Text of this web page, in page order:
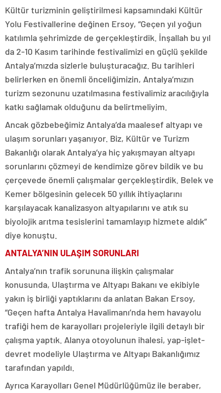
Kültür turizminin geliştirilmesi kapsamındaki Kültür
Yolu Festivallerine değinen Ersoy, “Geçen yıl yoğun
katılımla şehrimizde de gerçekleştirdik. İnşallah bu yıl
da 2-10 Kasım tarihinde festivalimizi en güçlü şekilde
Antalya’mızda sizlerle buluşturacağız. Bu tarihleri
belirlerken en önemli önceliğimizin, Antalya’mızın
turizm sezonunu uzatılmasına festivalimiz aracılığıyla
katkı sağlamak olduğunu da belirtmeliyim.
Ancak gözbebeğimiz Antalya’da maalesef altyapı ve
ulaşım sorunları yaşanıyor. Biz, Kültür ve Turizm
Bakanlığı olarak Antalya’ya hiç yakışmayan altyapı
sorunlarını çözmeyi de kendimize görev bildik ve bu
çerçevede önemli çalışmalar gerçekleştirdik. Belek ve
Kemer bölgesinin gelecek 50 yıllık ihtiyaçlarını
karşılayacak kanalizasyon altyapılarını ve atık su
biyolojik arıtma tesislerini tamamlayıp hizmete aldık”
diye konuştu.
ANTALYA’NIN ULAŞIM SORUNLARI
Antalya’nın trafik sorununa ilişkin çalışmalar
konusunda, Ulaştırma ve Altyapı Bakanı ve ekibiyle
yakın iş birliği yaptıklarını da anlatan Bakan Ersoy,
“Geçen hafta Antalya Havalimanı’nda hem havayolu
trafiği hem de karayolları projeleriyle ilgili detaylı bir
çalışma yaptık. Alanya otoyolunun ihalesi, yap-işlet-
devret modeliyle Ulaştırma ve Altyapı Bakanlığımız
tarafından yapıldı.
Ayrıca Karayolları Genel Müdürlüğümüz ile beraber,